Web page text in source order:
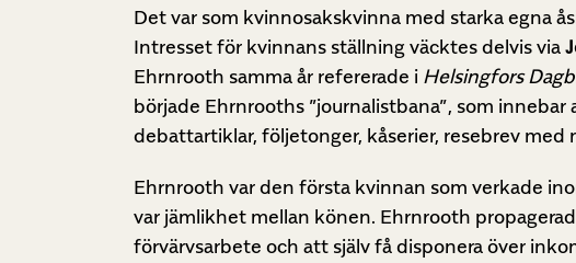
Det var som kvinnosakskvinna med starka egna
Intresset för kvinnans ställning väcktes delvis via
Ehrnrooth samma år refererade i Helsingfors
började Ehrnrooths ”journalistbana”, som
debattartiklar, följetonger, kåserier, resebrev med
Ehrnrooth var den första kvinnan som verkade
var jämlikhet mellan könen. Ehrnrooth
förvärvsarbete och att själv få disponera över